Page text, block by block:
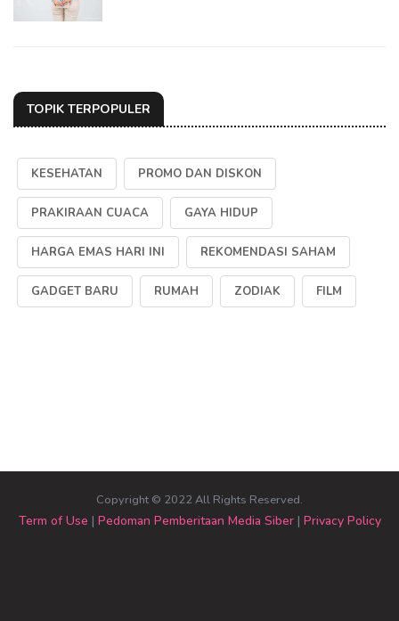
TOPIK TERPOPULER
KESEHATAN PROMO DAN DISKON
PRAKIRAAN CUACA GAYA HIDUP
HARGA EMAS HARI INI REKOMENDASI SAHAM
GADGET BARU RUMAH ZODIAK FILM
Copyright © 2022 All Rights Reserved.
Term of Use | Pedoman Pemberitaan Media Siber| Privacy Policy